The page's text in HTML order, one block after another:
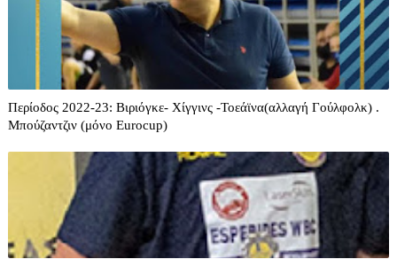
Περίοδος 2022-23: Βιριόγκε- Χίγγινς -Τοεάϊνα(αλλαγή Γούλφολκ) .
Μπούζαντζιν (μόνο Eurocup)